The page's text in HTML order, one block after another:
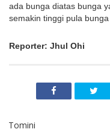
ada bunga diatas bunga
semakin tinggi pula
Reporter: Jhul Ohi
Tomini